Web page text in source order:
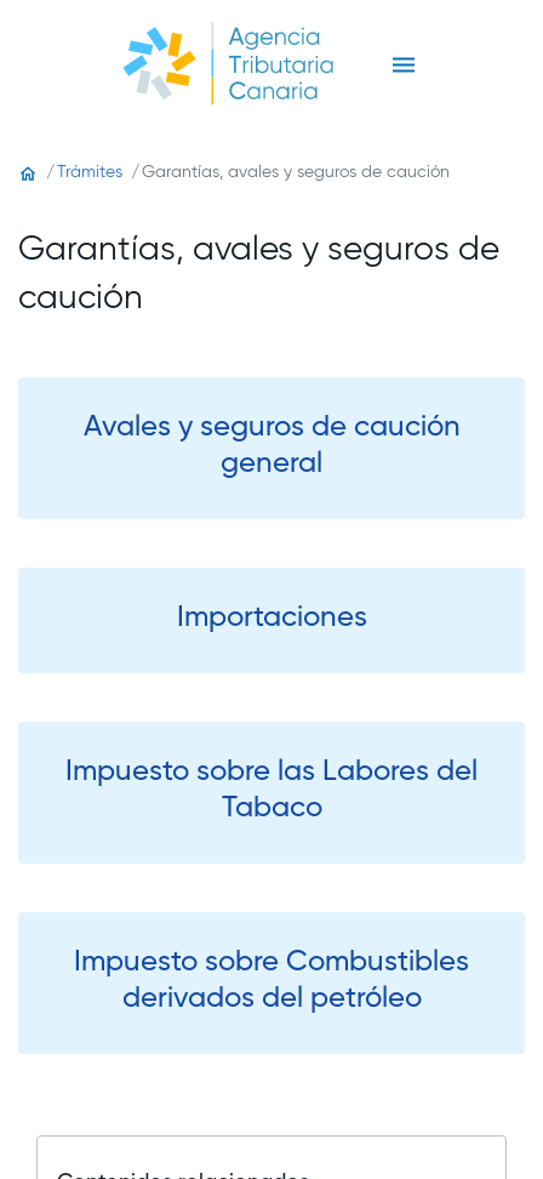
Trámites Garantías, avales y seguros de caución
Garantías, avales y seguros de
caución
Avales y seguros de caución
general
Importaciones
Impuesto sobre las Labores del
Tabaco
Impuesto sobre Combustibles
derivados del petróleo